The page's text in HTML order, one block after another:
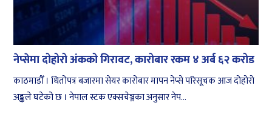
नेप्सेमा दोहोरो अंकको गिरावट, कारोबार रकम ४ अर्ब ६२ करोड
काठमाडौँ । धितोपत्र बजारमा सेयर कारोबार मापन नेप्से परिसूचक आज दोहोरो
अङ्कले घटेको छ । नेपाल स्टक एक्सचेञ्जका अनुसार नेप...